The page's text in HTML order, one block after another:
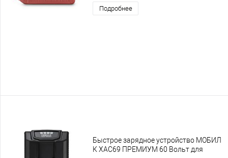
Подробнее
Быстрое зарядное устройство МОБИЛ
К XAC69 ПРЕМИУМ 60 Вольт для